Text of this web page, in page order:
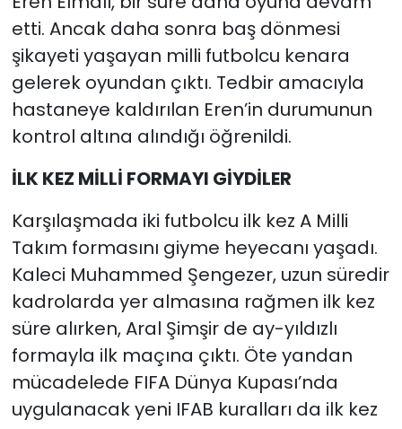
etti. Ancak daha sonra baş dönmesi
şikayeti yaşayan milli futbolcu kenara
gelerek oyundan çıktı. Tedbir amacıyla
hastaneye kaldırılan Eren’in durumunun
kontrol altına alındığı öğrenildi.
İLK KEZ MİLLİ FORMAYI GİYDİLER
Karşılaşmada iki futbolcu ilk kez A Milli
Takım formasını giyme heyecanı yaşadı.
Kaleci Muhammed Şengezer, uzun süredir
kadrolarda yer almasına rağmen ilk kez
süre alırken, Aral Şimşir de ay-yıldızlı
formayla ilk maçına çıktı. Öte yandan
mücadelede FIFA Dünya Kupası’nda
uygulanacak yeni IFAB kuralları da ilk kez